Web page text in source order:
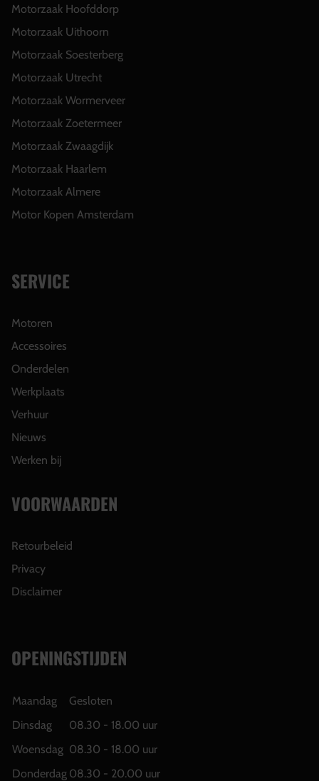
Motorzaak Hoofddorp
Motorzaak Uithoorn
Motorzaak Soesterberg
Motorzaak Utrecht
Motorzaak Wormerveer
Motorzaak Zoetermeer
Motorzaak Zwaagdijk
Motorzaak Haarlem
Motorzaak Almere
Motor Kopen Amsterdam
SERVICE
Motoren
Accessoires
Onderdelen
Werkplaats
Verhuur
Nieuws
Werken bij
VOORWAARDEN
Retourbeleid
Privacy
Disclaimer
OPENINGSTIJDEN
Maandag
Gesloten
Dinsdag
08.30 - 18.00 uur
Woensdag 08.30 - 18.00 uur
Donderdag 08.30 - 20.00 uur